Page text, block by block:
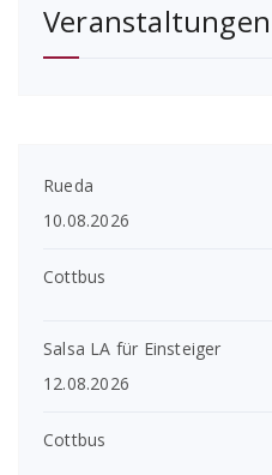
Rueda
10.08.2026
Cottbus
Salsa LA für Einsteiger
12.08.2026
Cottbus